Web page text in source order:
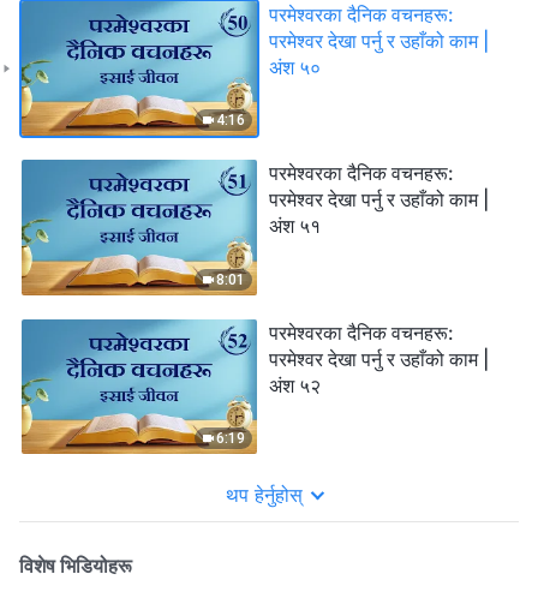
4:16
परमेश्‍वरका दैनिक वचनहरू:
परमेश्‍वर देखा पर्नु र उहाँको काम |
अंश ५०
8:01
परमेश्‍वरका दैनिक वचनहरू:
परमेश्‍वर देखा पर्नु र उहाँको काम |
अंश ५१
6:19
परमेश्‍वरका दैनिक वचनहरू:
परमेश्‍वर देखा पर्नु र उहाँको काम |
अंश ५२
थप हेर्नुहोस्
विशेष भिडियोहरू